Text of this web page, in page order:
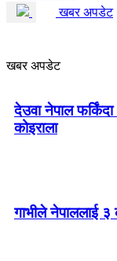
खबर अपडेट
खबर अपडेट
देउवा नेपाल
कोइराला
गाभीले नेपाललाई